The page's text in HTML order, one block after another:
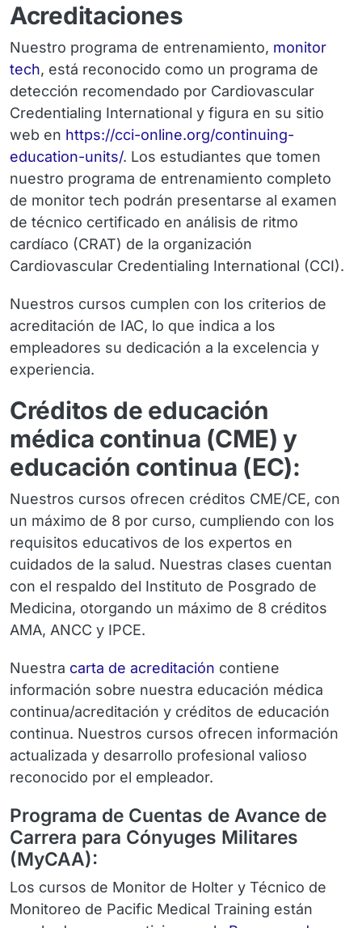
Acreditaciones
Nuestro programa de entrenamiento, monitor
tech, está reconocido como un programa de
detección recomendado por Cardiovascular
Credentialing International y figura en su sitio
web en https://cci-online.org/continuing-
education-units/. Los estudiantes que tomen
nuestro programa de entrenamiento completo
de monitor tech podrán presentarse al examen
de técnico certificado en análisis de ritmo
cardíaco (CRAT) de la organización
Cardiovascular Credentialing International (CCI).
Nuestros cursos cumplen con los criterios de
acreditación de IAC, lo que indica a los
empleadores su dedicación a la excelencia y
experiencia.
Créditos de educación
médica continua (CME) y
educación continua (EC):
Nuestros cursos ofrecen créditos CME/CE, con
un máximo de 8 por curso, cumpliendo con los
requisitos educativos de los expertos en
cuidados de la salud. Nuestras clases cuentan
con el respaldo del Instituto de Posgrado de
Medicina, otorgando un máximo de 8 créditos
AMA, ANCC y IPCE.
Nuestra carta de acreditación contiene
información sobre nuestra educación médica
continua/acreditación y créditos de educación
continua. Nuestros cursos ofrecen información
actualizada y desarrollo profesional valioso
reconocido por el empleador.
Programa de Cuentas de Avance de
Carrera para Cónyuges Militares
(MyCAA):
Los cursos de Monitor de Holter y Técnico de
Monitoreo de Pacific Medical Training están